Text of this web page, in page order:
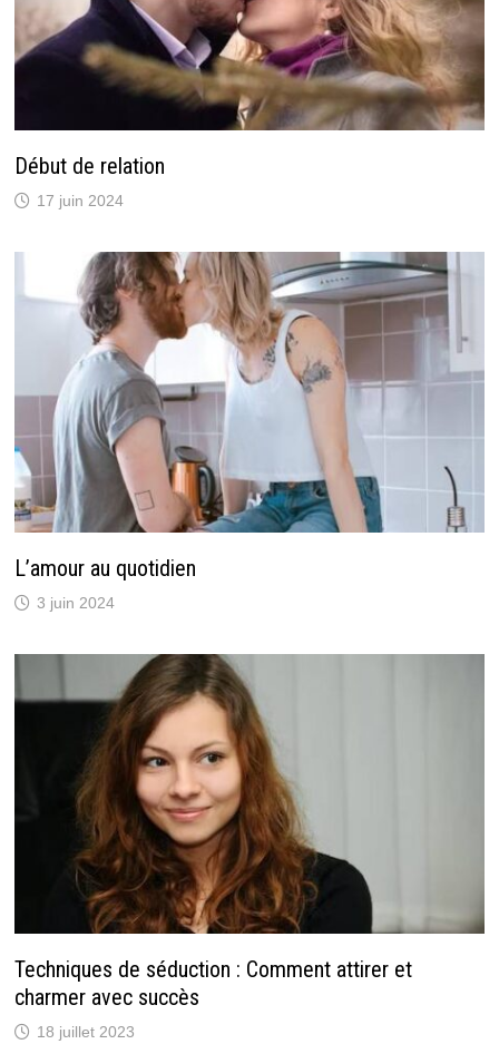
Début de relation
17 juin 2024
L’amour au quotidien
3 juin 2024
Techniques de séduction : Comment attirer et
charmer avec succès
18 juillet 2023